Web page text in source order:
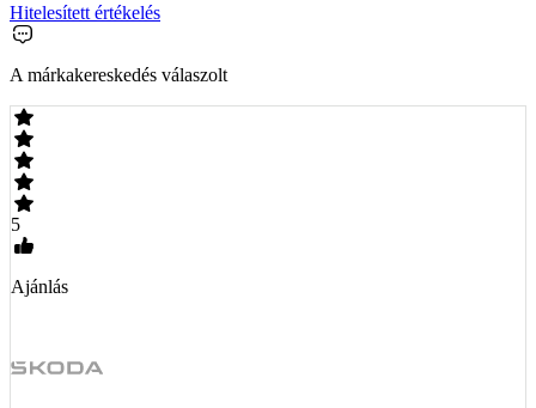
Hitelesített értékelés
A márkakereskedés válaszolt
5
Ajánlás